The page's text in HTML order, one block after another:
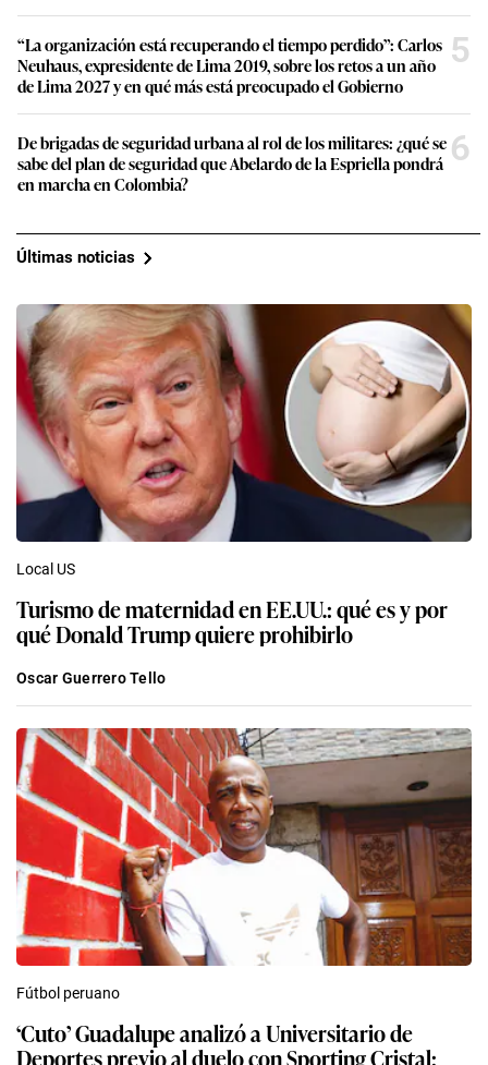
“La organización está recuperando el tiempo perdido”: Carlos
Neuhaus, expresidente de Lima 2019, sobre los retos a un año
de Lima 2027 y en qué más está preocupado el Gobierno
5
De brigadas de seguridad urbana al rol de los militares: ¿qué se
sabe del plan de seguridad que Abelardo de la Espriella pondrá
en marcha en Colombia?
6
Últimas noticias
Local US
Turismo de maternidad en EE.UU.: qué es y por
qué Donald Trump quiere prohibirlo
Oscar Guerrero Tello
Fútbol peruano
‘Cuto’ Guadalupe analizó a Universitario de
Deportes previo al duelo con Sporting Cristal: